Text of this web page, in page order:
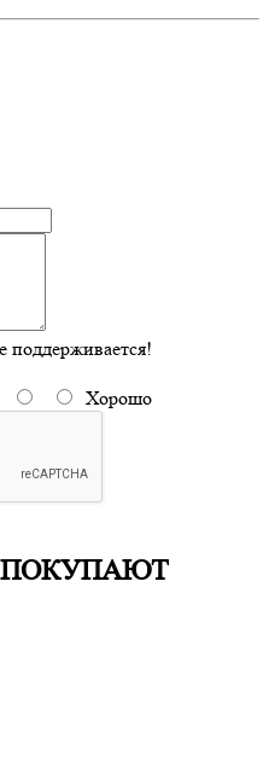
поддерживается!
Хорошо